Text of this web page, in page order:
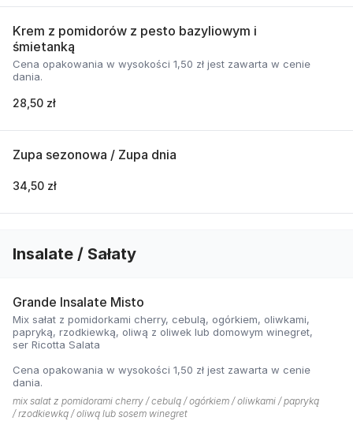
Krem z pomidorów z pesto bazyliowym i
śmietanką
Cena opakowania w wysokości 1,50 zł jest zawarta w cenie
dania.
28,50 zł
Zupa sezonowa / Zupa dnia
34,50 zł
Insalate / Sałaty
Grande Insalate Misto
Mix sałat z pomidorkami cherry, cebulą, ogórkiem, oliwkami,
papryką, rzodkiewką, oliwą z oliwek lub domowym winegret,
ser Ricotta Salata
Cena opakowania w wysokości 1,50 zł jest zawarta w cenie
dania.
mix salat z pomidorami cherry / cebulą / ogórkiem / oliwkami / papryką
/ rzodkiewką / oliwą lub sosem winegret